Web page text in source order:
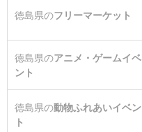
徳島県のフリーマーケット
徳島県のアニメ・ゲームイベ
ント
徳島県の動物ふれあいイベン
ト